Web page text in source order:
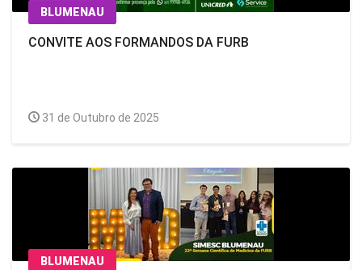
BLUMENAU
CONVITE AOS FORMANDOS DA FURB
31 de Outubro de 2025
BLUMENAU